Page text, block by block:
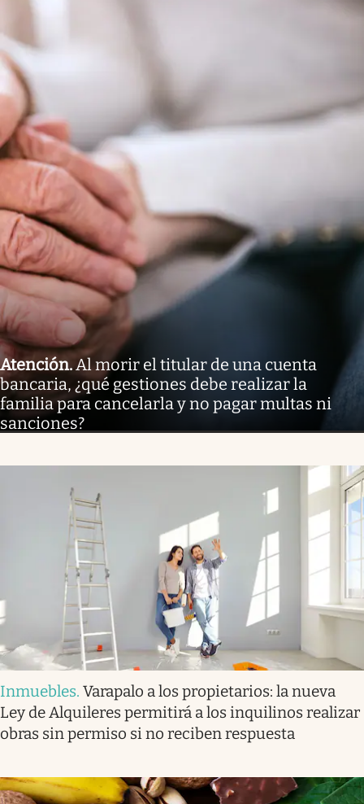
Atención.Al morir el titular de una cuenta
bancaria, ¿qué gestiones debe realizar la
familia para cancelarla y no pagar multas ni
sanciones?
Inmuebles. Varapalo a los propietarios: la nueva
Ley de Alquileres permitirá a los inquilinos realizar
obras sin permiso si no reciben respuesta